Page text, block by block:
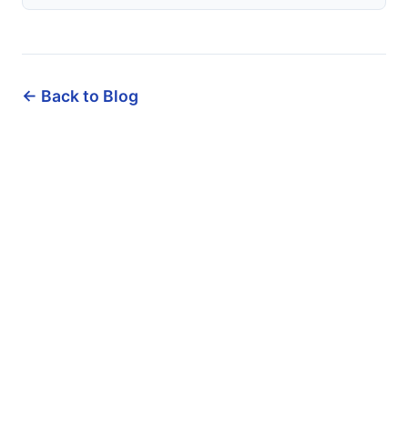
← Back to Blog